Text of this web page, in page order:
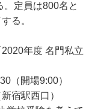
定員は800名と
る。
年度 名門私立
（開場9:00）
宿駅西口）